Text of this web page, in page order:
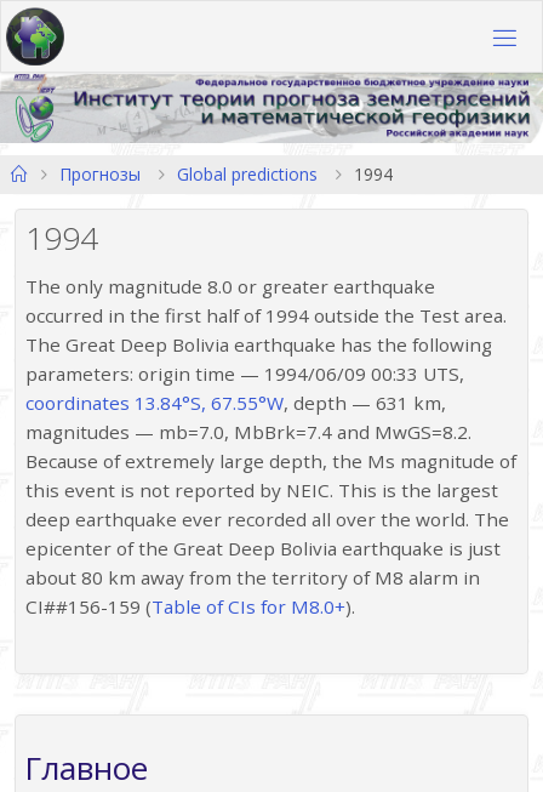
Перейти
к
содержимому
ГлавнаяПрогнозы Global predictions 1994
1994
The only magnitude 8.0 or greater earthquake
occurred in the first half of 1994 outside the Test area.
The Great Deep Bolivia earthquake has the following
parameters: origin time — 1994/06/09 00:33 UTS,
coordinates 13.84°S, 67.55°W, depth — 631 km,
magnitudes — mb=7.0, MbBrk=7.4 and MwGS=8.2.
Because of extremely large depth, the Ms magnitude of
this event is not reported by NEIC. This is the largest
deep earthquake ever recorded all over the world. The
epicenter of the Great Deep Bolivia earthquake is just
about 80 km away from the territory of M8 alarm in
CI##156-159 (Table of CIs for M8.0+).
Главное